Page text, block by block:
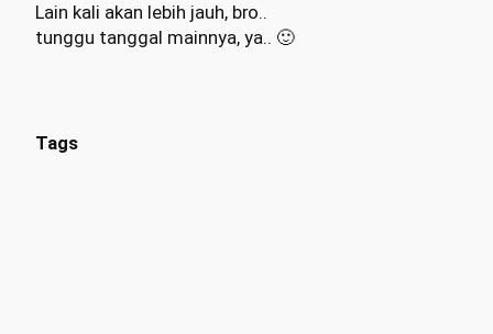
Lain kali akan lebih jauh, bro..
tunggu tanggal mainnya, ya.. 🙂
Tags